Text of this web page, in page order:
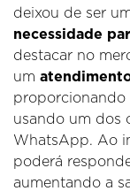
deixou de ser
necessidade
destacar no
um
proporcionando
usando um dos
WhatsApp. Ao
poderá
aumentando a